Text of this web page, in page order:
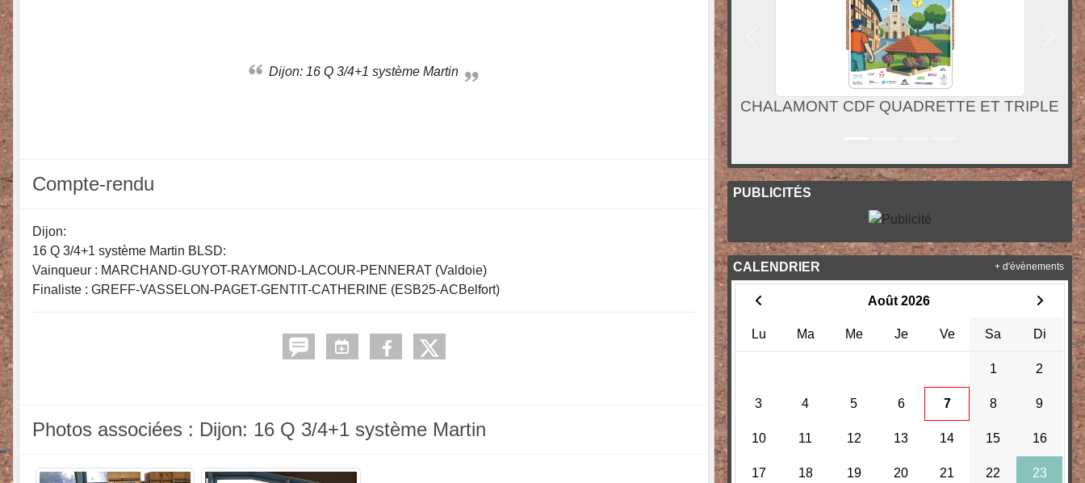
Dijon: 16 Q 3/4+1 système Martin
Compte-rendu
Dijon:
16 Q 3/4+1 système Martin BLSD:
Vainqueur : MARCHAND-GUYOT-RAYMOND-LACOUR-PENNERAT (Valdoie)
Finaliste : GREFF-VASSELON-PAGET-GENTIT-CATHERINE (ESB25-ACBelfort)
Photos associées : Dijon: 16 Q 3/4+1 système Martin
CHALAMONT CDF QUADRETTE ET TRIPLE
PUBLICITÉS
CALENDRIER
Août 2026
Lu Ma Me Je Ve Sa Di
1 2
3 4 5 6 7 8 9
10 11 12 13 14 15 16
17 18 19 20 21 22 23
+ d'évènements